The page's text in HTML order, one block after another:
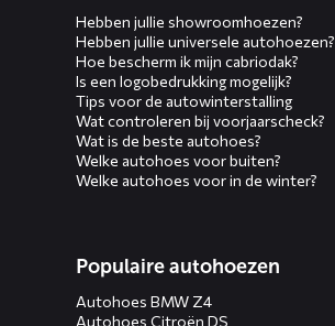
Hebben jullie showroomhoezen?
Hebben jullie universele autohoezen?
Hoe bescherm ik mijn cabriodak?
Is een logobedrukking mogelijk?
Tips voor de autowinterstalling
Wat controleren bij voorjaarscheck?
Wat is de beste autohoes?
Welke autohoes voor buiten?
Welke autohoes voor in de winter?
Populaire autohoezen
Autohoes BMW Z4
Autohoes Citroën DS